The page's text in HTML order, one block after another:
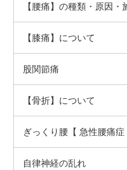
【腰痛】の種類・原因・
【膝痛】について
股関節痛
【骨折】について
ぎっくり腰【 急性腰痛症
自律神経の乱れ